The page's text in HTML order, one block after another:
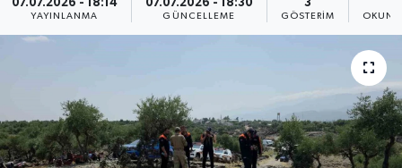
07.07.2026 - 18:14
YAYINLANMA
07.07.2026 - 18:30
GÜNCELLEME
3
GÖSTERIM